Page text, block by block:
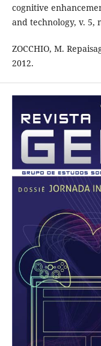
cognitive
and technology, v. 5,
ZOCCHIO, M.
2012.